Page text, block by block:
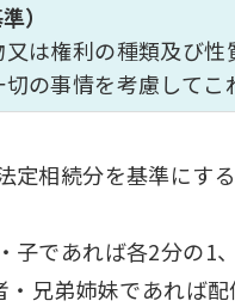
）
は権利の種類及び
の事情を考慮してこ
定相続分を基準にす
子であれば各2分の1
兄弟姉妹であれば配